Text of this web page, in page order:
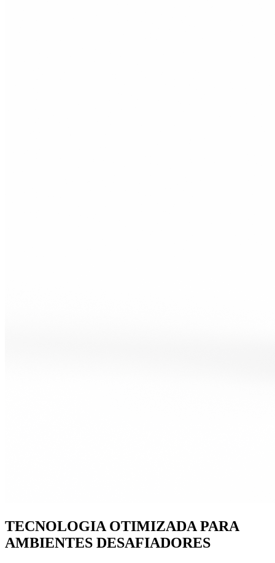
TECNOLOGIA OTIMIZADA PARA
AMBIENTES DESAFIADORES